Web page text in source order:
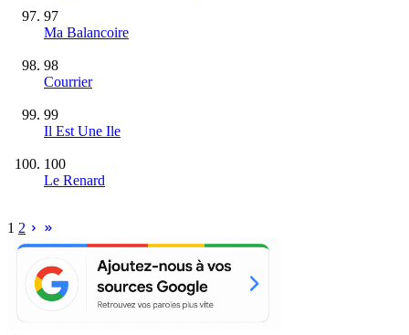
97
Ma Balancoire
98
Courrier
99
Il Est Une Ile
100
Le Renard
1 2